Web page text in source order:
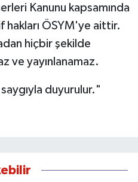
Kanunu kapsamında
ÖSYM'ye aittir.
hiçbir şekilde
ve yayınlanamaz.
duyurulur."